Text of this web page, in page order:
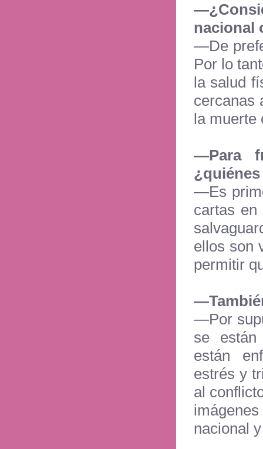
nacional
—De
Por lo
la salud
cercanas
la muerte
—Para
—Es
cartas en
ellos son
permitir
—Por
se están
están
estrés y
al
nacional